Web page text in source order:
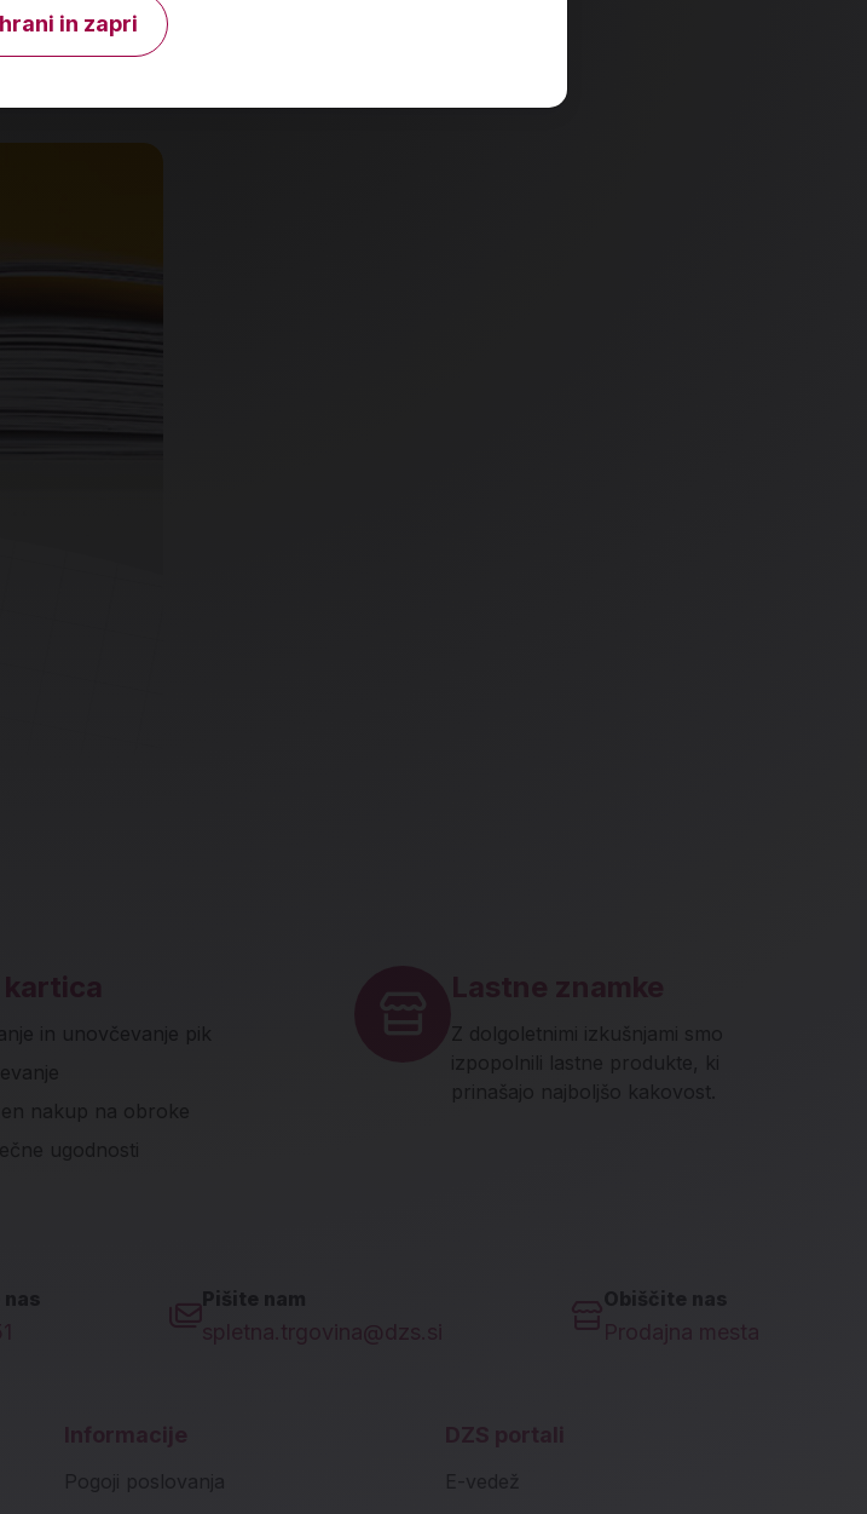
košarico
kartica
in unovčevanje pik
nakup na obroke
ugodnosti
Lastne znamke
Z dolgoletnimi izkušnjami smo
izpopolnili lastne produkte, ki
prinašajo najboljšo kakovost.
Pišite nam
spletna.trgovina@dzs.si
Obiščite nas
Prodajna mesta
Informacije
Pogoji poslovanja
DZS portali
E-vedež
in zapri